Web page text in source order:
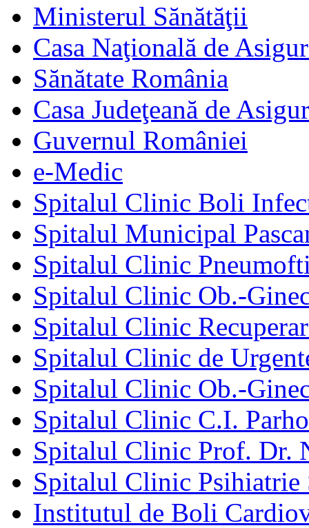
Ministerul Sănătăţii
Casa Naţională de
Sănătate România
Casa Judeţeană de
Guvernul României
e-Medic
Spitalul Clinic Boli
Spitalul Municipal
Spitalul Clinic
Spitalul Clinic Ob.-
Spitalul Clinic
Spitalul Clinic de
Spitalul Clinic Ob.-
Spitalul Clinic C.I.
Spitalul Clinic Prof. Dr.
Spitalul Clinic Psihiatrie
Institutul de Boli